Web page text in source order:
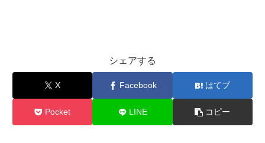
シェアする
X Facebook はてブ
Pocket LINE コピー